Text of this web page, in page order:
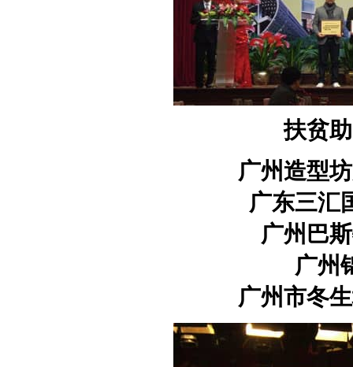
扶贫
广州造型
广东三汇
广州巴
广州
广州市冬